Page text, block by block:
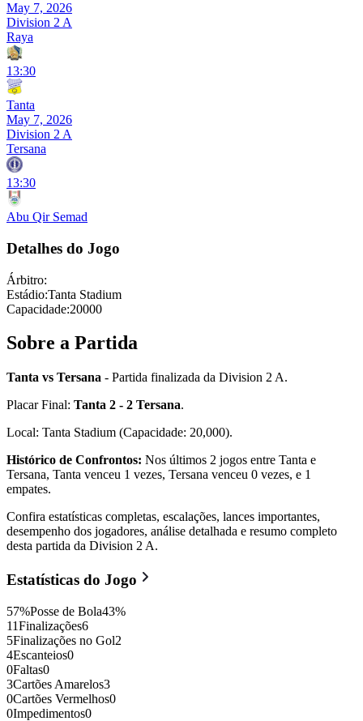
May 7, 2026
Division 2 A
Raya
13:30
Tanta
May 7, 2026
Division 2 A
Tersana
13:30
Abu Qir Semad
Detalhes do Jogo
Árbitro:
Estádio:Tanta Stadium
Capacidade:20000
Sobre a Partida
Tanta vs Tersana - Partida finalizada da Division 2 A.
Placar Final: Tanta 2 - 2 Tersana.
Local: Tanta Stadium (Capacidade: 20,000).
Histórico de Confrontos: Nos últimos 2 jogos entre Tanta e
Tersana, Tanta venceu 1 vezes, Tersana venceu 0 vezes, e 1
empates.
Confira estatísticas completas, escalações, lances importantes,
desempenho dos jogadores, análise detalhada e resumo completo
desta partida da Division 2 A.
Estatísticas do Jogo
57%Posse de Bola43%
11Finalizações6
5Finalizações no Gol2
4Escanteios0
0Faltas0
3Cartões Amarelos3
0Cartões Vermelhos0
0Impedimentos0